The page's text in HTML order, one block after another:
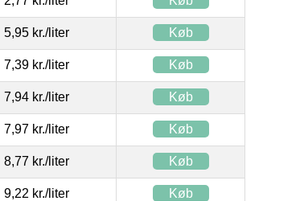
5,95 kr./liter Køb
7,39 kr./liter Køb
7,94 kr./liter Køb
7,97 kr./liter Køb
8,77 kr./liter Køb
9,22 kr./liter Køb